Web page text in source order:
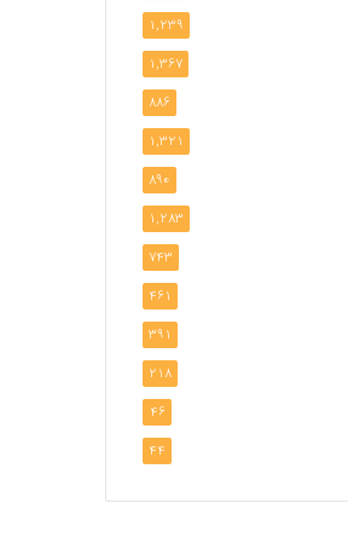
1,239
1,367
886
1,321
890
1,283
743
461
391
218
46
44